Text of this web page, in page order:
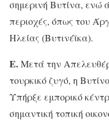
σημερινή Βυτίνα, ενώ
περιοχές, όπως του
Ηλείας (Βυτινέϊκα).
Ε.Μετά την
τουρκικό ζυγό, η
Υπήρξε εμπορικό
σημαντική τοπική